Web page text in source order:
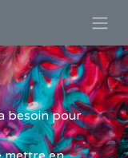
besoin pour